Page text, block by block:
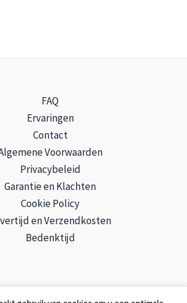
FAQ
Ervaringen
Contact
Voorwaarden
Privacybeleid
Garantie en Klachten
Cookie Policy
en Verzendkosten
Bedenktijd